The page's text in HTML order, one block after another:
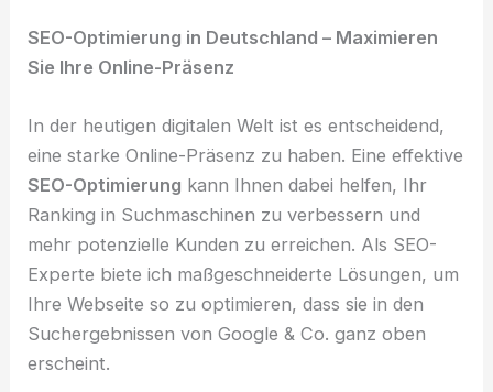
SEO-Optimierung in Deutschland – Maximieren
Sie Ihre Online-Präsenz
In der heutigen digitalen Welt ist es entscheidend,
eine starke Online-Präsenz zu haben. Eine effektive
SEO-Optimierung kann Ihnen dabei helfen, Ihr
Ranking in Suchmaschinen zu verbessern und
mehr potenzielle Kunden zu erreichen. Als SEO-
Experte biete ich maßgeschneiderte Lösungen, um
Ihre Webseite so zu optimieren, dass sie in den
Suchergebnissen von Google & Co. ganz oben
erscheint.